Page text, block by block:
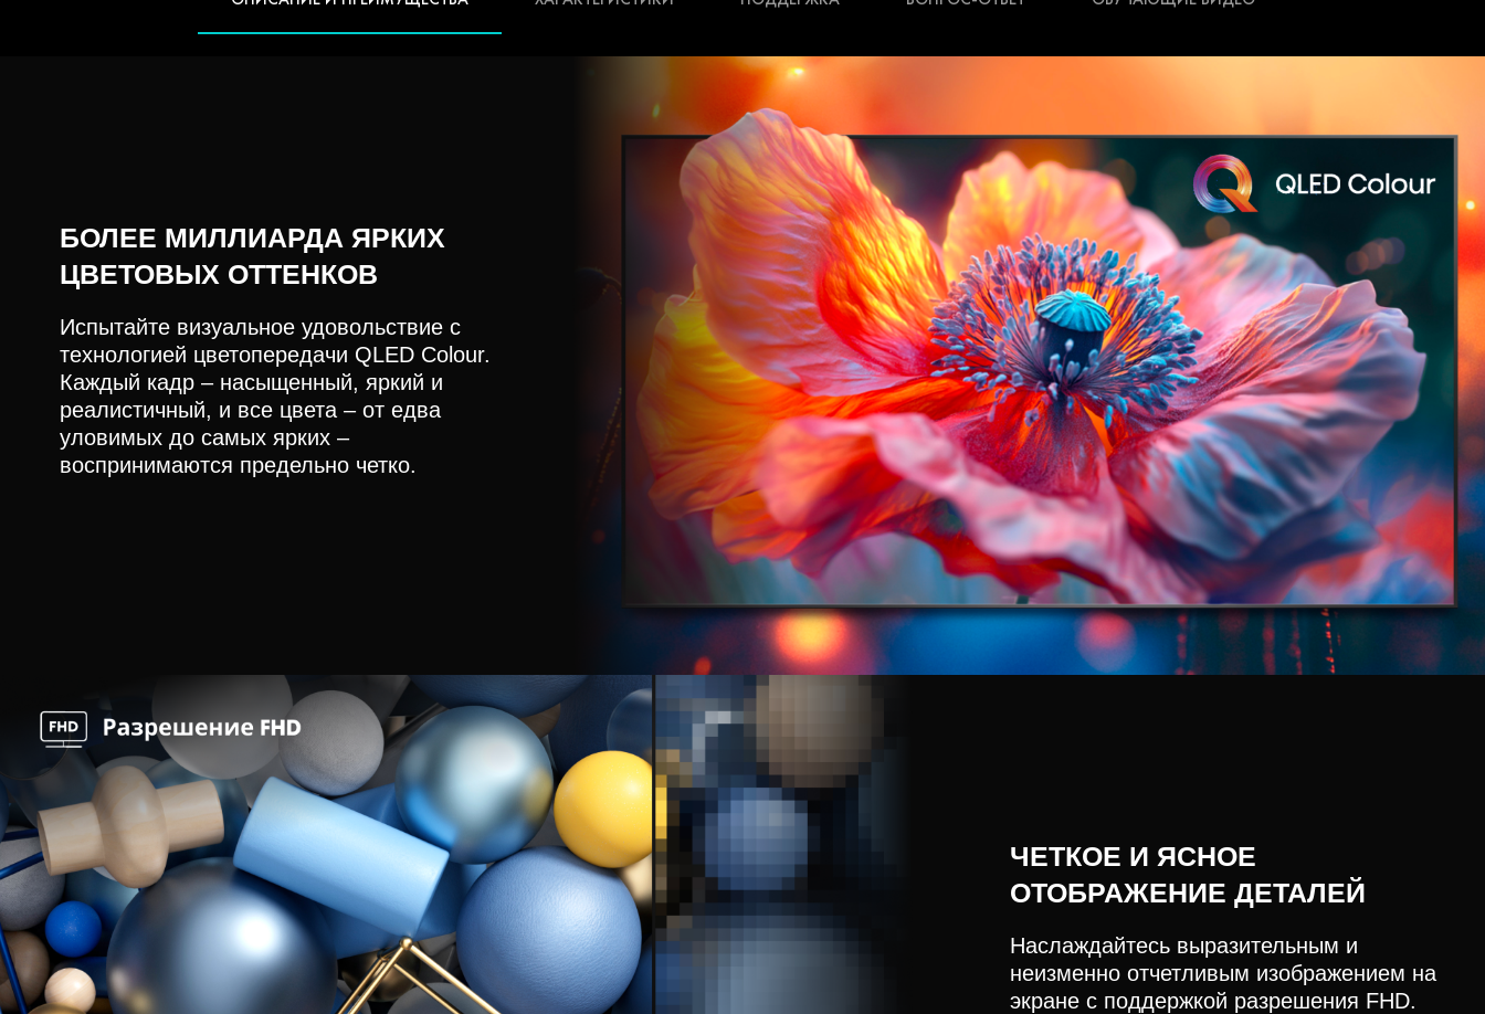
БОЛЕЕ МИЛЛИАРДА ЯРКИХ
ЦВЕТОВЫХ ОТТЕНКОВ
Испытайте визуальное удовольствие с
технологией цветопередачи QLED Colour.
Каждый кадр – насыщенный, яркий и
реалистичный, и все цвета – от едва
уловимых до самых ярких –
воспринимаются предельно четко.
ЧЕТКОЕ И ЯСНОЕ
ОТОБРАЖЕНИЕ ДЕТАЛЕЙ
Наслаждайтесь выразительным и
неизменно отчетливым изображением на
экране с поддержкой разрешения FHD.